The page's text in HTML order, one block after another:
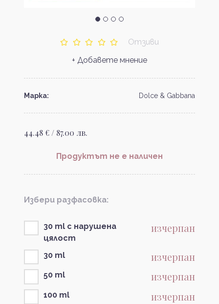
Отзиви
+ Добавете мнение
Марка: Dolce & Gabbana
44.48 € / 87.00 лв.
Продуктът не е наличен
Избери разфасовка:
30 ml с нарушена
цялост
изчерпан
30 ml изчерпан
50 ml изчерпан
100 ml изчерпан